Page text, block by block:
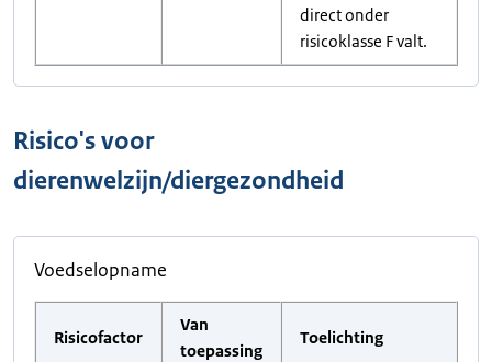
direct onder
risicoklasse F valt.
Risico's voor
dierenwelzijn/diergezondheid
Voedselopname
Risicofactor
Van
toepassing
Toelichting